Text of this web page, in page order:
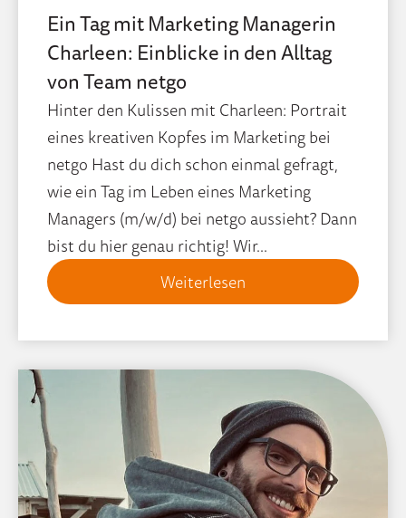
Ein Tag mit Marketing Managerin
Charleen: Einblicke in den Alltag
von Team netgo
Hinter den Kulissen mit Charleen: Portrait
eines kreativen Kopfes im Marketing bei
netgo Hast du dich schon einmal gefragt,
wie ein Tag im Leben eines Marketing
Managers (m/w/d) bei netgo aussieht? Dann
bist du hier genau richtig! Wir...
Weiterlesen